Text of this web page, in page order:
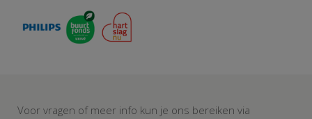
Voor vragen of meer info kun je ons bereiken via